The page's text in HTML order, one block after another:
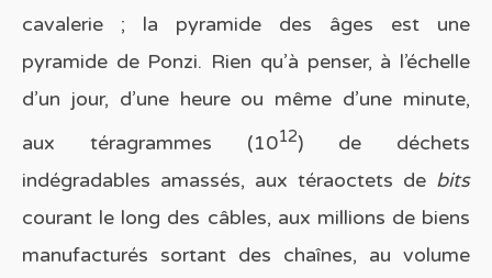
cavalerie ; la pyramide des âges est une
pyramide de Ponzi. Rien qu’à penser, à l’échelle
d’un jour, d’une heure ou même d’une minute,
aux téragrammes (1012) de déchets
indégradables amassés, aux téraoctets de bits
courant le long des câbles, aux millions de biens
manufacturés sortant des chaînes, au volume